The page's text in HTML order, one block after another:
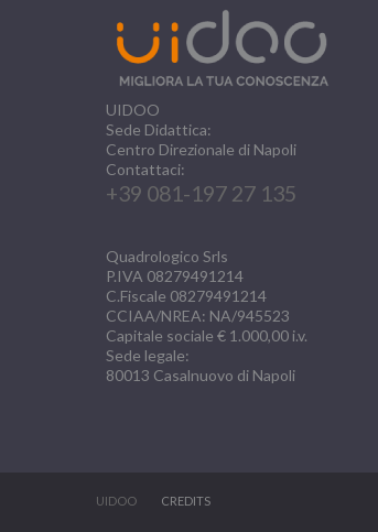
UIDOO
Sede Didattica:
Centro Direzionale di Napoli
Contattaci:
+39 081-197 27 135
Quadrologico Srls
P.IVA 08279491214
C.Fiscale 08279491214
CCIAA/NREA: NA/945523
Capitale sociale € 1.000,00 i.v.
Sede legale:
80013 Casalnuovo di Napoli
UIDOO CREDITS